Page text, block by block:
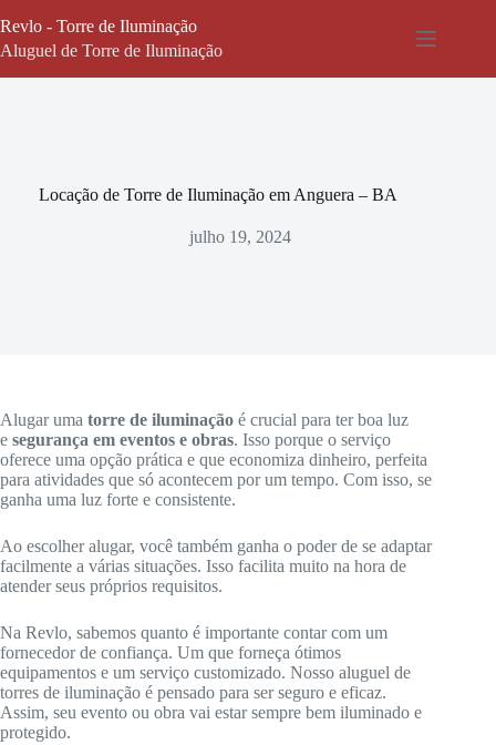
para
o
Revlo - Torre de Iluminação
Aluguel de Torre de Iluminação
Locação de Torre de Iluminação em Anguera – BA
julho 19, 2024
Alugar uma torre de iluminação é crucial para ter boa luz
e segurança em eventos e obras. Isso porque o serviço
oferece uma opção prática e que economiza dinheiro, perfeita
para atividades que só acontecem por um tempo. Com isso, se
ganha uma luz forte e consistente.
Ao escolher alugar, você também ganha o poder de se adaptar
facilmente a várias situações. Isso facilita muito na hora de
atender seus próprios requisitos.
Na Revlo, sabemos quanto é importante contar com um
fornecedor de confiança. Um que forneça ótimos
equipamentos e um serviço customizado. Nosso aluguel de
torres de iluminação é pensado para ser seguro e eficaz.
Assim, seu evento ou obra vai estar sempre bem iluminado e
protegido.